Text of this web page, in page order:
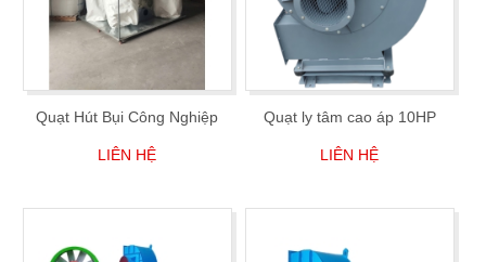
Quạt Hút Bụi Công Nghiệp
LIÊN HỆ
Quạt ly tâm cao áp 10HP
LIÊN HỆ